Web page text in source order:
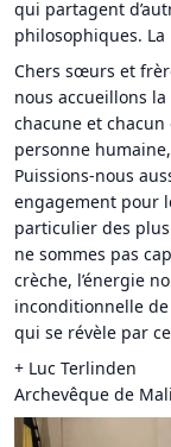
qui partagent
philosophiques.
Chers sœurs et
nous accueillons
chacune et chacun
personne
Puissions-nous
engagement pour
particulier des
ne sommes pas
crèche, l’énergie
inconditionnelle
qui se révèle par
+ Luc Terlinden
Archevêque de